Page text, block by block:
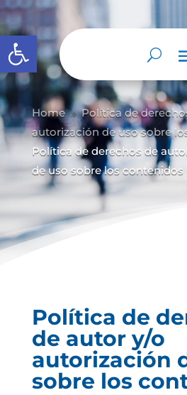
Abrir barra de herramientas
Home 9 Política de
autorización de uso sobre
Política de derechos de
de uso sobre los contenidos
Política de
de autor y/o
autorización
sobre los